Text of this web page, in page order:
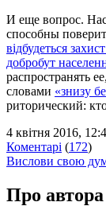
И еще вопрос.
способны
відбудеться
добробут
распространять
словами «знизу
риторический:
4 квітня 2016,
Коментарі (172)
Вислови свою
Про автора